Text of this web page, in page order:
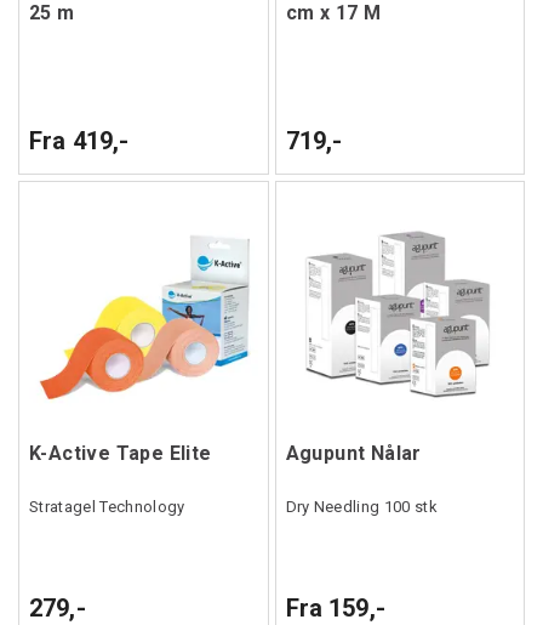
25 m
Fra 419,-
cm x 17 M
719,-
K-Active Tape Elite
Stratagel Technology
279,-
Agupunt Nålar
Dry Needling 100 stk
Fra 159,-